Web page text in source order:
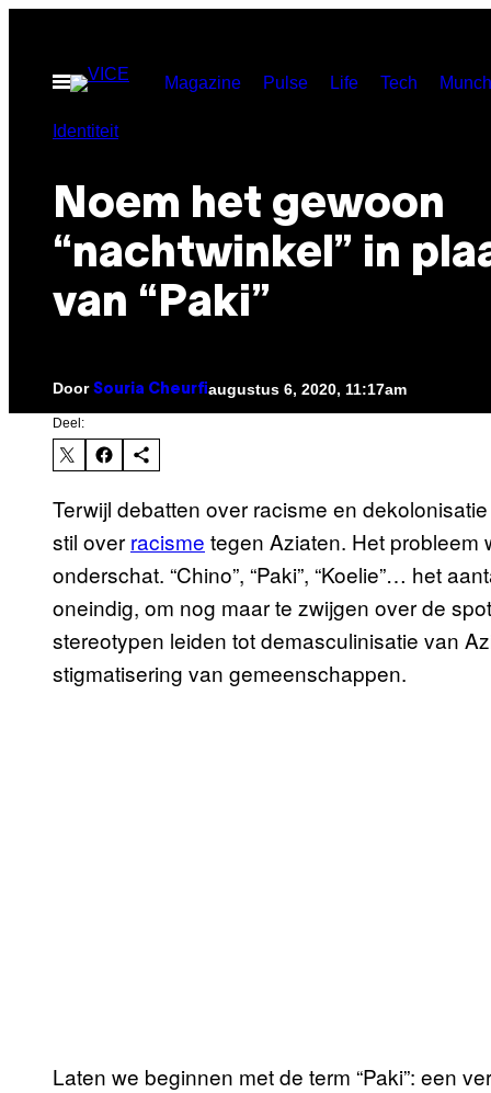
inhoud
Open
menu
Magazine Pulse Life Tech
Identiteit
Noem het gewoon
“nachtwinkel” in
van “Paki”
Door Souria Cheurfi augustus 6, 2020, 11:17am
Deel:
Terwijl debatten over racisme en dekolonisatie
stil over racisme tegen Aziaten. Het probleem
onderschat. “Chino”, “Paki”, “Koelie”… het
oneindig, om nog maar te zwijgen over de
stereotypen leiden tot demasculinisatie van
stigmatisering van gemeenschappen.
Laten we beginnen met de term “Paki”: een